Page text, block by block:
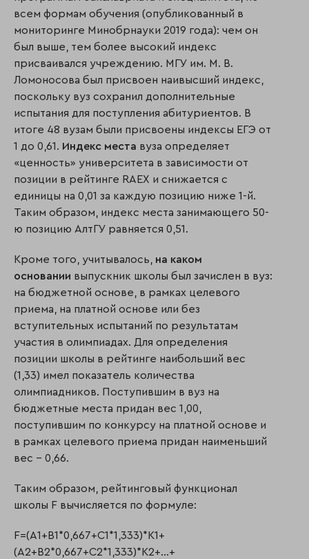
всем формам обучения (опубликованный в
мониторинге Минобрнауки 2019 года): чем он
был выше, тем более высокий индекс
присваивался учреждению. МГУ им. М. В.
Ломоносова был присвоен наивысший индекс,
поскольку вуз сохранил дополнительные
испытания для поступления абитуриентов. В
итоге 48 вузам были присвоены индексы ЕГЭ от
1 до 0,61. Индекс места вуза определяет
«ценность» университета в зависимости от
позиции в рейтинге RAEX и снижается с
единицы на 0,01 за каждую позицию ниже 1-й.
Таким образом, индекс места занимающего 50-
ю позицию АлтГУ равняется 0,51.
Кроме того, учитывалось, на каком
основании выпускник школы был зачислен в вуз:
на бюджетной основе, в рамках целевого
приема, на платной основе или без
вступительных испытаний по результатам
участия в олимпиадах. Для определения
позиции школы в рейтинге наибольший вес
(1,33) имел показатель количества
олимпиадников. Поступившим в вуз на
бюджетные места придан вес 1,00,
поступившим по конкурсу на платной основе и
в рамках целевого приема придан наименьший
вес – 0,66.
Таким образом, рейтинговый функционал
школы F вычисляется по формуле:
F=(A1+B1*0,667+C1*1,333)*K1+
(A2+B2*0,667+C2*1,333)*K2+…+